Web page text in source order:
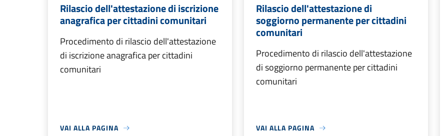
Rilascio dell'attestazione di iscrizione
anagrafica per cittadini comunitari
Procedimento di rilascio dell'attestazione
di iscrizione anagrafica per cittadini
comunitari
VAI ALLA PAGINA
Rilascio dell'attestazione di
soggiorno permanente per cittadini
comunitari
Procedimento di rilascio dell'attestazione
di soggiorno permanente per cittadini
comunitari
VAI ALLA PAGINA